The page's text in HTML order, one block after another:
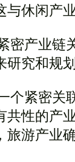
与休闲产
密产业链
研究和规
个紧密关
共性的产
旅游产业